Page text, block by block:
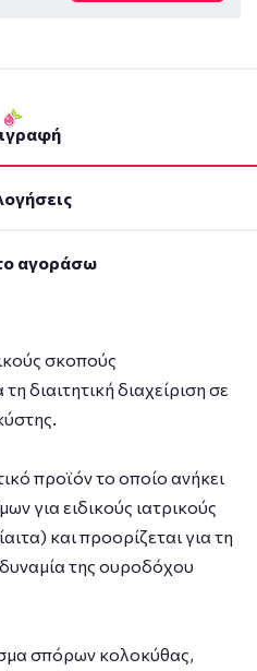
αγοράσω
σκοπούς
διαιτητική διαχείριση σε
προϊόν το οποίο ανήκει
για ειδικούς ιατρικούς
και προορίζεται για τη
της ουροδόχου
σπόρων κολοκύθας,